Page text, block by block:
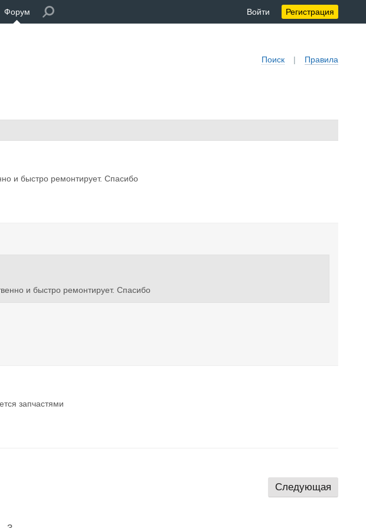
Форум Войти Регистрация
Поиск | Правила
и быстро ремонтирует. Спасибо
и быстро ремонтирует. Спасибо
запчастями
Следующая